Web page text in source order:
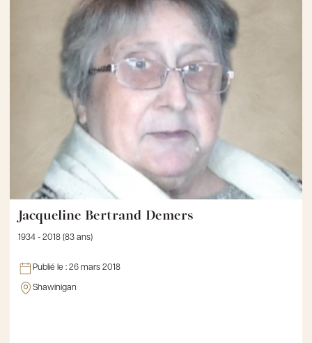
Jacqueline Bertrand Demers
1934 - 2018 (83 ans)
Publié le : 26 mars 2018
Shawinigan